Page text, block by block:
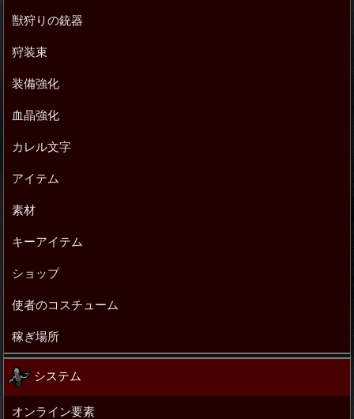
獣狩りの銃器
狩装束
装備強化
血晶強化
カレル文字
アイテム
素材
キーアイテム
ショップ
使者のコスチューム
稼ぎ場所
システム
オンライン要素